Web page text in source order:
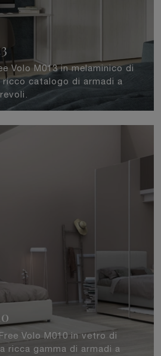
Volo M013 in melaminico di
ricco catalogo di armadi a
Volo M010 in vetro di
ricca gamma di armadi a